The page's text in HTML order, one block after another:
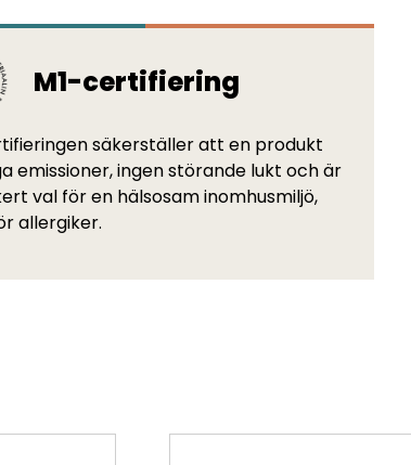
M1-certifiering
säkerställer att en produkt
emissioner, ingen störande lukt och är
val för en hälsosam inomhusmiljö,
allergiker.